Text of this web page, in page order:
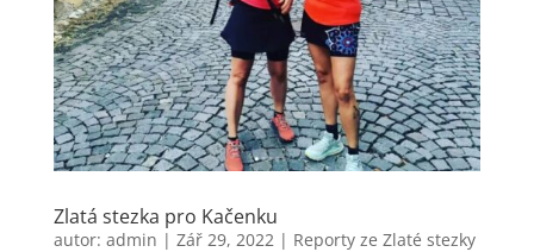
Zlatá stezka pro Kačenku
autor: admin | Zář 29, 2022| Reporty ze Zlaté stezky